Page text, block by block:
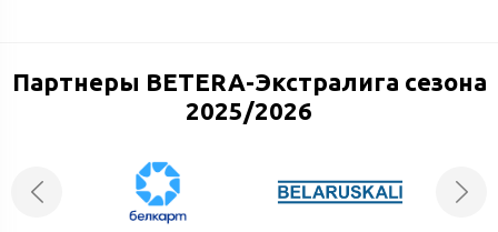
Партнеры BETERA-Экстралига сезона
2025/2026